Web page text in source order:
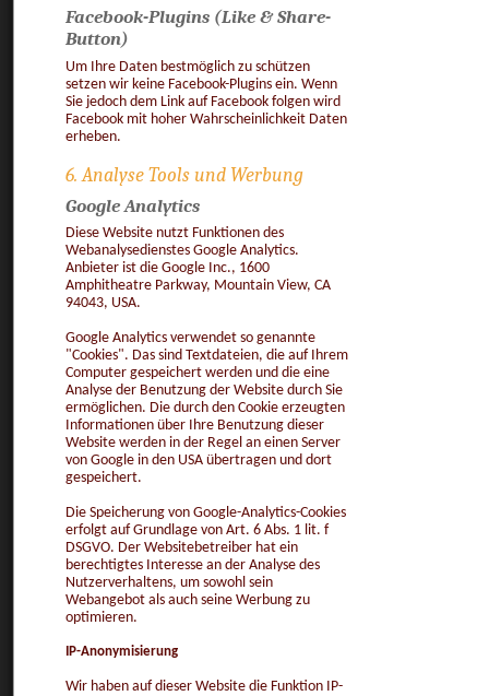
Facebook-Plugins (Like & Share-
Button)
Um Ihre Daten bestmöglich zu schützen
setzen wir keine Facebook-Plugins ein. Wenn
Sie jedoch dem Link auf Facebook folgen wird
Facebook mit hoher Wahrscheinlichkeit Daten
erheben.
6. Analyse Tools und Werbung
Google Analytics
Diese Website nutzt Funktionen des
Webanalysedienstes Google Analytics.
Anbieter ist die Google Inc., 1600
Amphitheatre Parkway, Mountain View, CA
94043, USA.
Google Analytics verwendet so genannte
"Cookies". Das sind Textdateien, die auf Ihrem
Computer gespeichert werden und die eine
Analyse der Benutzung der Website durch Sie
ermöglichen. Die durch den Cookie erzeugten
Informationen über Ihre Benutzung dieser
Website werden in der Regel an einen Server
von Google in den USA übertragen und dort
gespeichert.
Die Speicherung von Google-Analytics-Cookies
erfolgt auf Grundlage von Art. 6 Abs. 1 lit. f
DSGVO. Der Websitebetreiber hat ein
berechtigtes Interesse an der Analyse des
Nutzerverhaltens, um sowohl sein
Webangebot als auch seine Werbung zu
optimieren.
IP-Anonymisierung
Wir haben auf dieser Website die Funktion IP-